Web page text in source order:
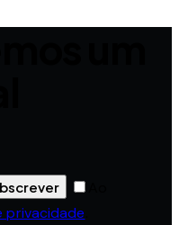
privacidade